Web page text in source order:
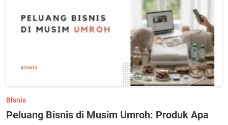
Bisnis
Peluang Bisnis di Musim Umroh: Produk Apa